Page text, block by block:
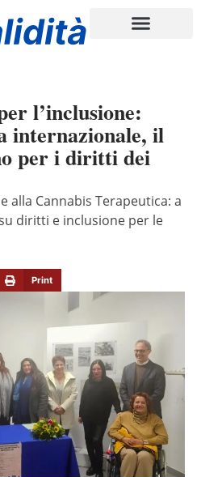
l’inclusione:
internazionale, il
per i diritti dei
alla Cannabis Terapeutica: a
diritti e inclusione per le
Print